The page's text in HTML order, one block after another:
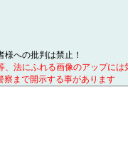
への批判は禁止！
、法にふれる画像のアップに
察まで開示する事があります